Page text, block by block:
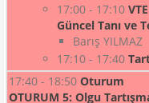
17:00 - 17:10
Güncel Tanı ve
Barış YILMAZ
17:10 - 17:40
17:40 - 18:50 Oturum
OTURUM 5: Olgu